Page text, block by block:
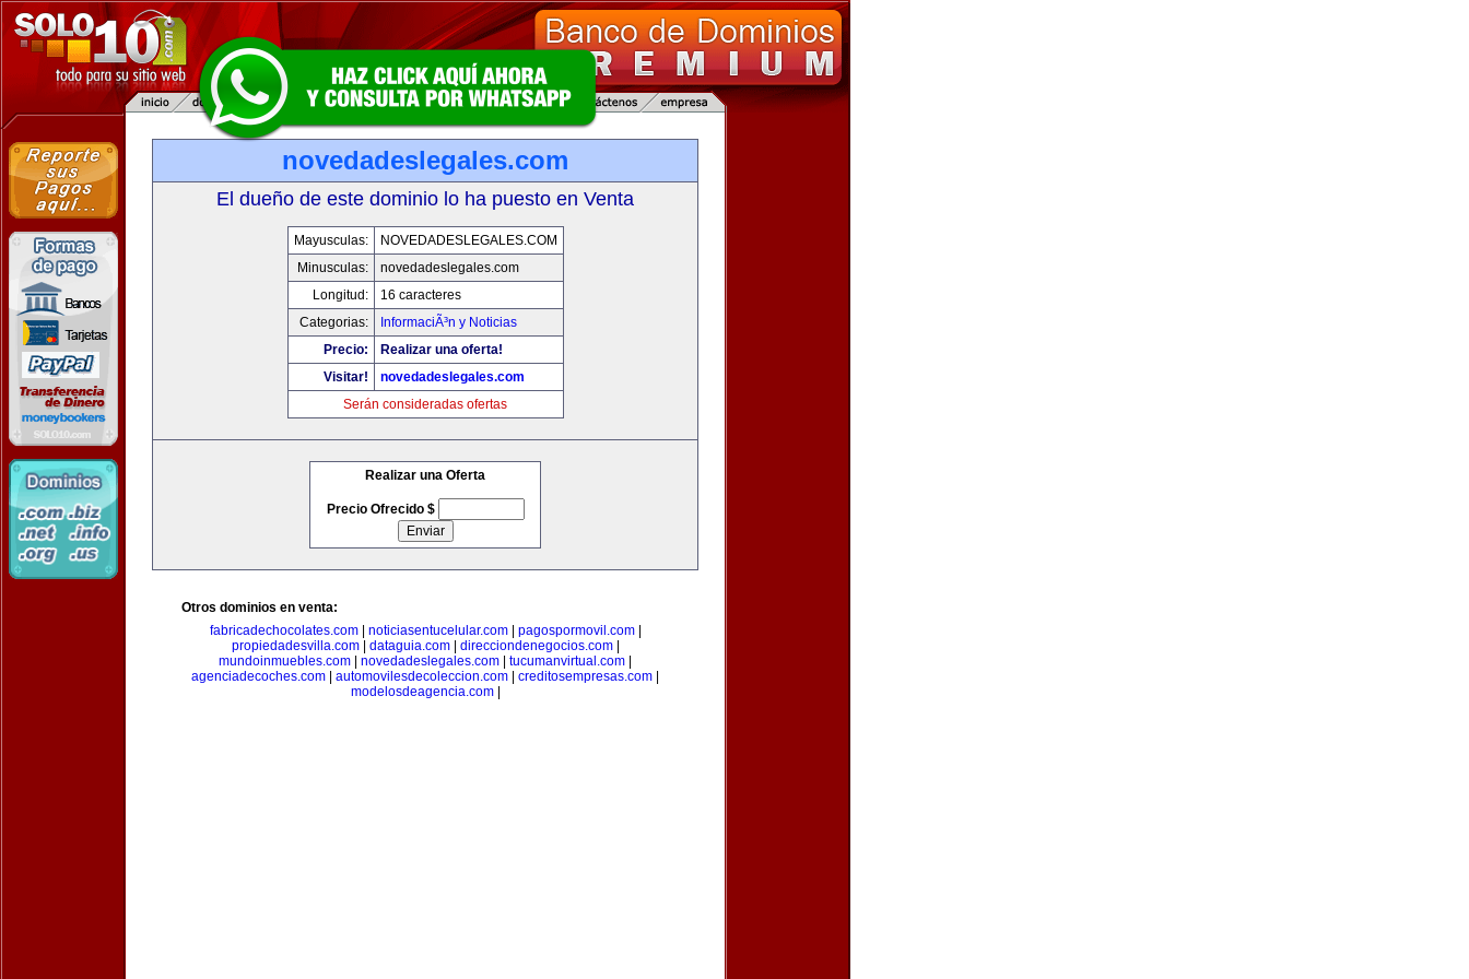
novedadeslegales.com
El dueño de este dominio lo ha puesto en Venta
Mayusculas:
NOVEDADESLEGALES.COM
Minusculas:
novedadeslegales.com
Longitud:
16 caracteres
Categorias:
InformaciÃ³n y Noticias
Precio:
Realizar una oferta!
Visitar!
novedadeslegales.com
Serán consideradas ofertas
Realizar una Oferta
Precio Ofrecido $
Otros dominios en venta:
fabricadechocolates.com| noticiasentucelular.com| pagospormovil.com|
propiedadesvilla.com| dataguia.com| direcciondenegocios.com|
mundoinmuebles.com
novedadeslegales.com tucumanvirtual.com
agenciadecoches.com
automovilesdecoleccion.com creditosempresas.com
modelosdeagencia.com|